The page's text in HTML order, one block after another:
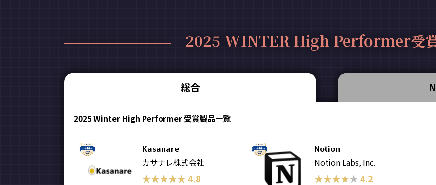
2025 WINTER High Performer受
総合
2025 Winter High Performer 受賞製品一覧
Kasanare
カサナレ株式会社
★★★★★
★★★★★4.8
Notion
Notion Labs, Inc.
★★★★★
★★★★★4.2